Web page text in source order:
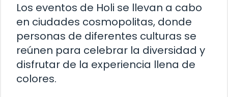
Los eventos de Holi se llevan a cabo
en ciudades cosmopolitas, donde
personas de diferentes culturas se
reúnen para celebrar la diversidad y
disfrutar de la experiencia llena de
colores.